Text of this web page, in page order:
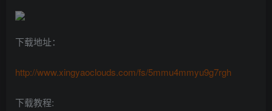
下载地址：
http://www.xingyaoclouds.com/fs/5mmu4mmyu9g7rgh
下载教程: